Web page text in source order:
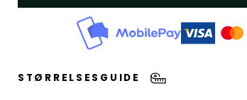
STØRRELSESGUIDE